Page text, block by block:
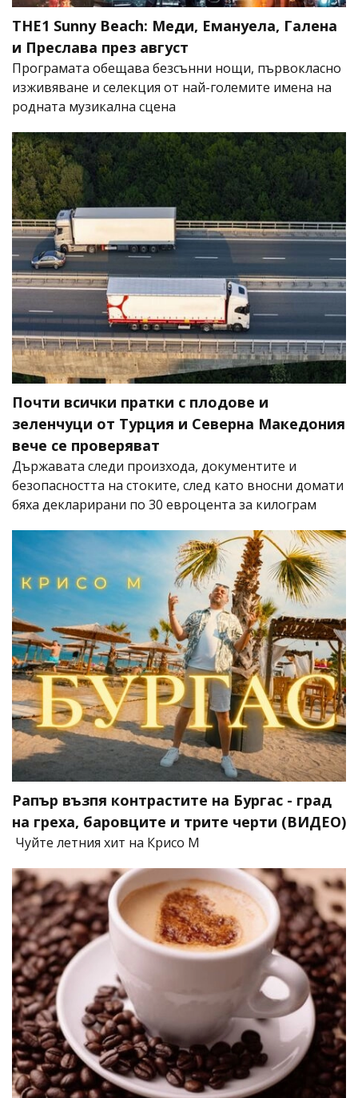
THE1 Sunny Beach: Меди, Емануела, Галена
и Преслава през август
Програмата обещава безсънни нощи, първокласно
изживяване и селекция от най-големите имена на
родната музикална сцена
Почти всички пратки с плодове и
зеленчуци от Турция и Северна Македония
вече се проверяват
Държавата следи произхода, документите и
безопасността на стоките, след като вносни домати
бяха декларирани по 30 евроцента за килограм
Рапър възпя контрастите на Бургас - град
на греха, баровците и трите черти (ВИДЕО)
Чуйте летния хит на Крисо М